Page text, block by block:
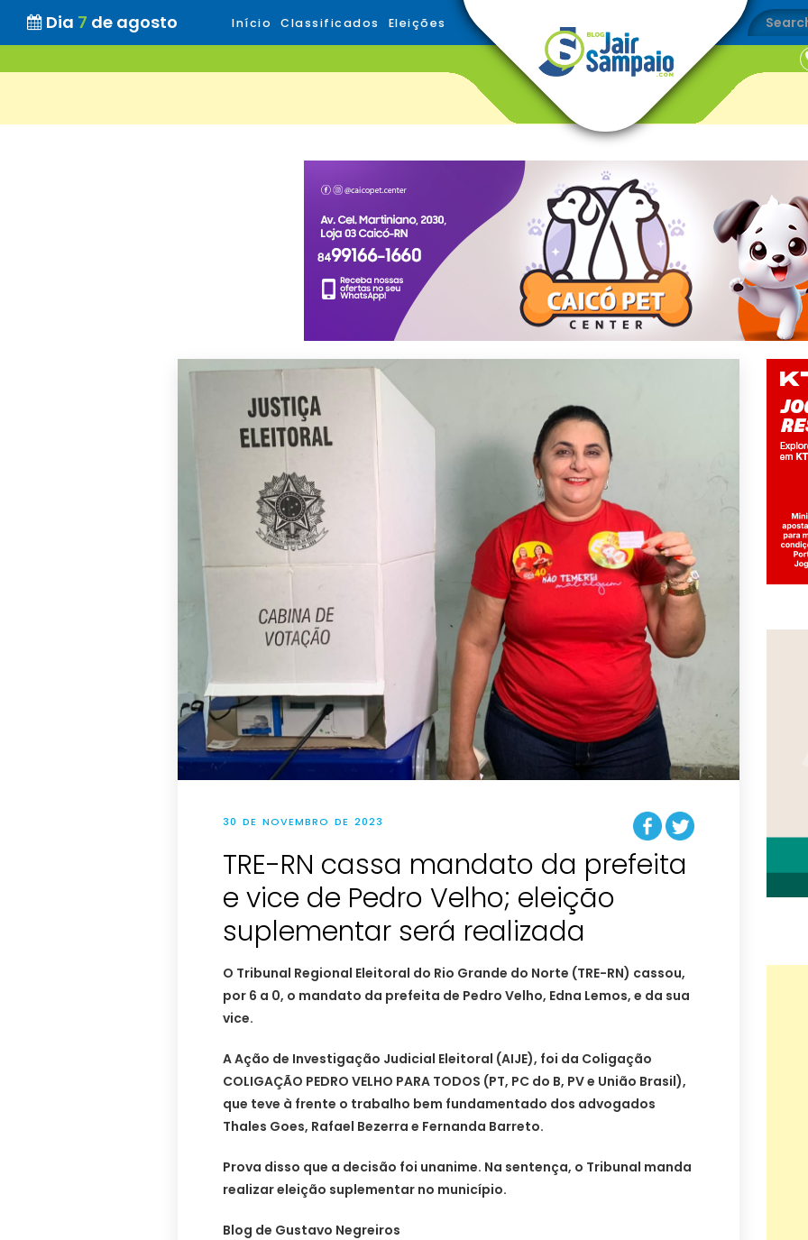
Dia 7 de agosto Início Classificados Eleições
30 DE NOVEMBRO DE 2023
TRE-RN cassa mandato da prefeita
e vice de Pedro Velho; eleição
suplementar será realizada
O Tribunal Regional Eleitoral do Rio Grande do Norte (TRE-RN) cassou,
por 6 a 0, o mandato da prefeita de Pedro Velho, Edna Lemos, e da sua
vice.
A Ação de Investigação Judicial Eleitoral (AIJE), foi da Coligação
COLIGAÇÃO PEDRO VELHO PARA TODOS (PT, PC do B, PV e União Brasil),
que teve à frente o trabalho bem fundamentado dos advogados
Thales Goes, Rafael Bezerra e Fernanda Barreto.
Prova disso que a decisão foi unanime. Na sentença, o Tribunal manda
realizar eleição suplementar no município.
Blog de Gustavo Negreiros